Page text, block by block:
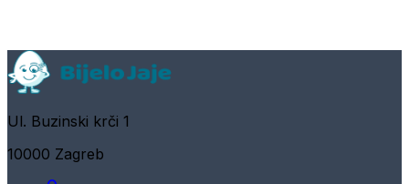
Ul. Buzinski krči 1
10000 Zagreb